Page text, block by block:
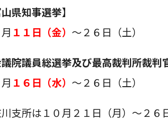
山県知事選挙】
１１日（金） ～２６日（土）
議院議員総選挙及び最高裁判所裁判
１６日（水） ～２６日（土）
支所は１０月２１日（月）～２６